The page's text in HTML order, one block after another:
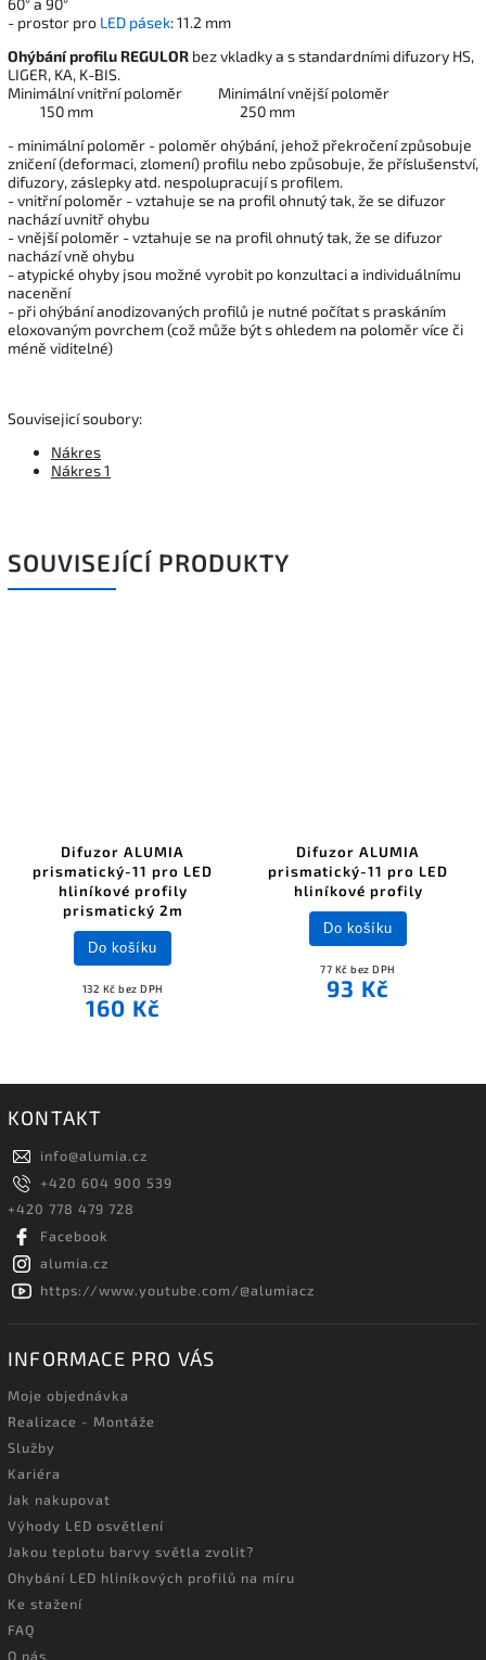
- prostor pro LED pásek: 11.2 mm
Ohýbání profilu REGULOR bez vkladky a s standardními difuzory HS,
LIGER, KA, K-BIS.
Minimální vnitřní poloměr Minimální vnější poloměr
150 mm 250 mm
- minimální poloměr - poloměr ohýbání, jehož překročení způsobuje
zničení (deformaci, zlomení) profilu nebo způsobuje, že příslušenství,
difuzory, záslepky atd. nespolupracují s profilem.
- vnitřní poloměr - vztahuje se na profil ohnutý tak, že se difuzor
nachází uvnitř ohybu
- vnější poloměr - vztahuje se na profil ohnutý tak, že se difuzor
nachází vně ohybu
- atypické ohyby jsou možné vyrobit po konzultaci a individuálnímu
nacenění
- při ohýbání anodizovaných profilů je nutné počítat s praskáním
eloxovaným povrchem (což může být s ohledem na poloměr více či
méně viditelné)
Souvisejicí soubory:
Nákres
Nákres 1
SOUVISEJÍCÍ PRODUKTY
Difuzor ALUMIA
prismatický-11 pro LED
hliníkové profily
prismatický 2m
132 Kč bez DPH
160 Kč
Do košíku
Difuzor ALUMIA
prismatický-11 pro LED
hliníkové profily
77 Kč bez DPH
93 Kč
Do košíku
KONTAKT
info@alumia.cz
+420 604 900 539
+420 778 479 728
Facebook
alumia.cz
https://www.youtube.com/@alumiacz
INFORMACE PRO VÁS
Moje objednávka
Realizace - Montáže
Služby
Kariéra
Jak nakupovat
Výhody LED osvětlení
Jakou teplotu barvy světla zvolit?
Ohybání LED hliníkových profilů na míru
Ke stažení
FAQ
O nás